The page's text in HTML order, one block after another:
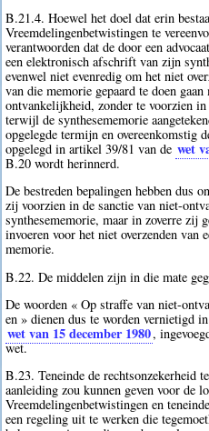
B.21.4. Hoewel het doel dat erin
Vreemdelingenbetwistingen te
verantwoorden dat de door een
een elektronisch afschrift van zijn
evenwel niet evenredig om het niet
van die memorie gepaard te doen
ontvankelijkheid, zonder te voorzien
terwijl de synthesememorie
opgelegde termijn en overeenkomstig
opgelegd in artikel 39/81 van de wet
B.20 wordt herinnerd.
De bestreden bepalingen hebben dus
zij voorzien in de sanctie van niet-
synthesememorie, maar in zoverre zij
invoeren voor het niet overzenden
memorie.
B.22. De middelen zijn in die mate
De woorden « Op straffe van niet-
en » dienen dus te worden vernietigd
wet van 15 december 1980,
wet.
B.23. Teneinde de rechtsonzekerheid
aanleiding zou kunnen geven voor de
Vreemdelingenbetwistingen en
een regeling uit te werken die